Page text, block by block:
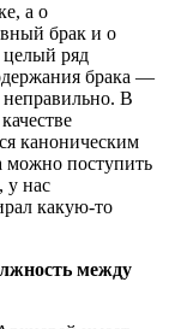
а о
брак и о
целый ряд
брака —
В
каноническим
можно поступить
у нас
какую-то
между